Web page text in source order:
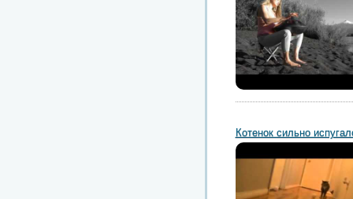
Котенок сильно